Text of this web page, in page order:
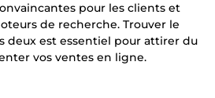
pour les clients et
de recherche. Trouver le
deux est essentiel pour attirer du
vos ventes en ligne.